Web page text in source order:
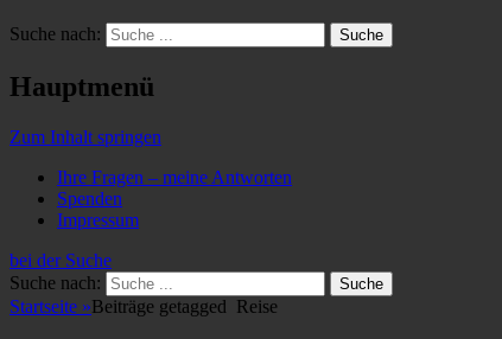
Suche nach:
Hauptmenü
Zum Inhalt springen
Ihre Fragen – meine Antworten
Spenden
Impressum
bei der Suche
Suche nach:
Startseite »Beiträge getagged Reise